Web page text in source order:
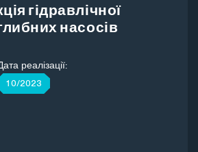
гідравлічної
насосів
реалізації:
10/2023